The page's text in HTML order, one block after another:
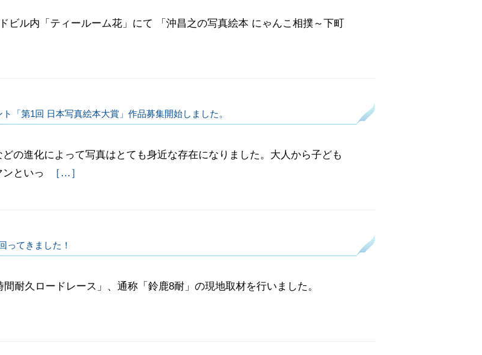
ビル内「ティールーム花」にて 「沖昌之の写真絵本 にゃんこ相撲～下町
「第1回 日本写真絵本大賞」作品募集開始しました。
の進化によって写真はとても身近な存在になりました。大人から子ども
ンといっ
［…］
ってきました！
間耐久ロードレース」、通称「鈴鹿8耐」の現地取材を行いました。